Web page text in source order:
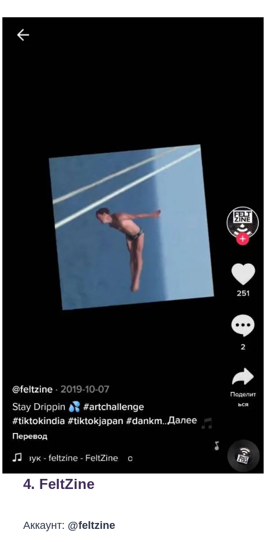
4. FeltZine
Аккаунт: @feltzine